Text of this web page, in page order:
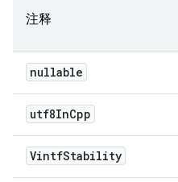
注释
nullable
utf8InCpp
VintfStability